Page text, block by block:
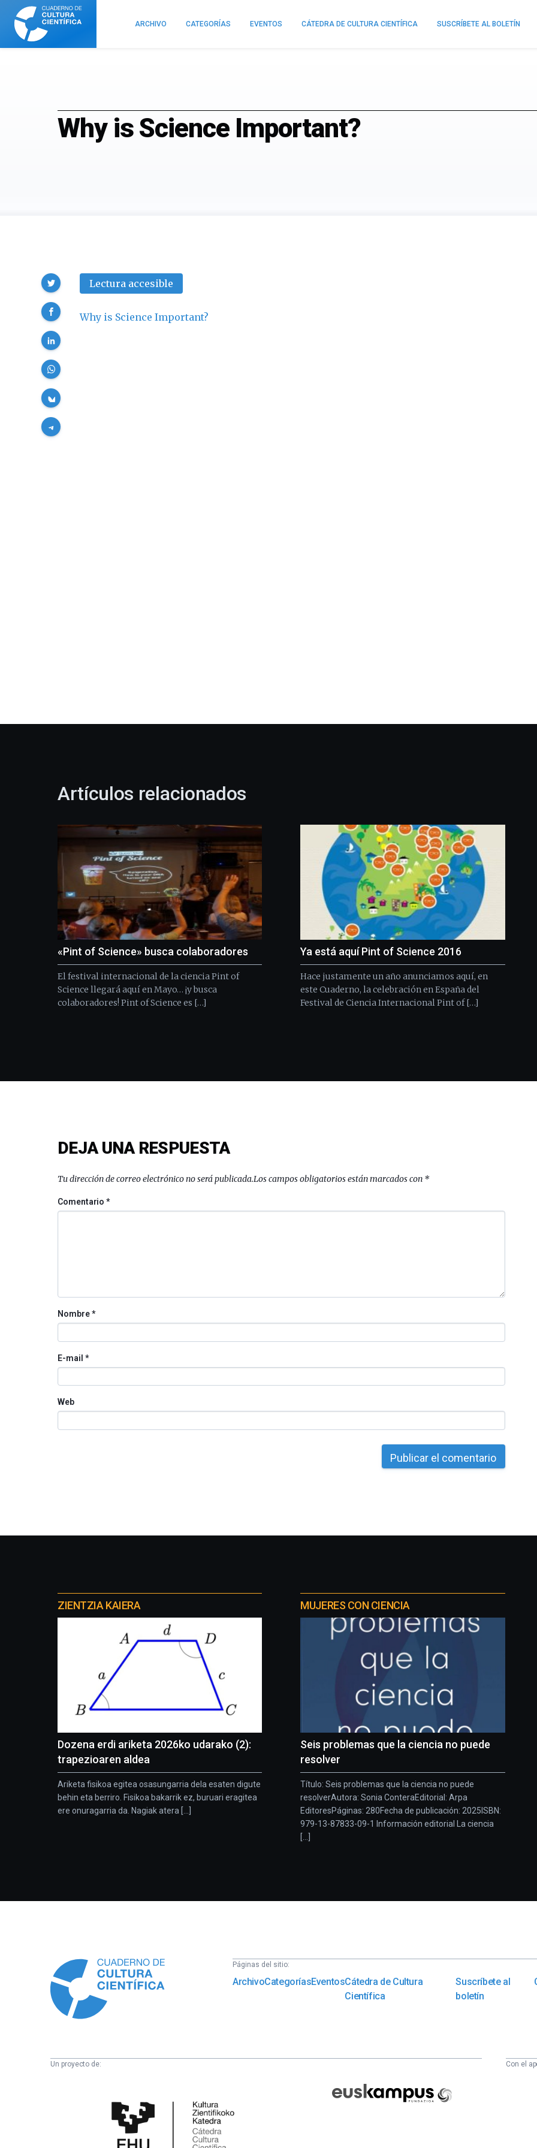
Cuaderno
Cultura
Científica
ARCHIVO CATEGORÍAS EVENTOS CÁTEDRA DE CULTURA CIENTÍFICA SUSCRÍBETE AL BOLETÍN
Why is Science Important?
Lectura accesible
Why is Science Important?
Compartir
Artículos relacionados
«Pint of Science» busca colaboradores
El festival internacional de la ciencia Pint of
Science llegará aquí en Mayo… ¡y busca
colaboradores! Pint of Science es […]
Ya está aquí Pint of Science 2016
Hace justamente un año anunciamos aquí, en
este Cuaderno, la celebración en España del
Festival de Ciencia Internacional Pint of […]
DEJA UNA RESPUESTA
Tu dirección de correo electrónico no será publicada.Los campos obligatorios están marcados con *
Comentario*
Nombre*
E-mail *
Web
proyectos
ZIENTZIA KAIERA
Dozena erdi ariketa 2026ko udarako (2):
trapezioaren aldea
Ariketa fisikoa egitea osasungarria dela esaten digute
behin eta berriro. Fisikoa bakarrik ez, buruari eragitea
ere onuragarria da. Nagiak atera [...]
MUJERES CON CIENCIA
Seis problemas que la ciencia no puede
resolver
Título: Seis problemas que la ciencia no puede
resolverAutora: Sonia ConteraEditorial: Arpa
EditoresPáginas: 280Fecha de publicación: 2025ISBN:
979-13-87833-09-1 Información editorial La ciencia
[...]
Páginas del sitio:
ArchivoCategoríasEventosCátedra de Cultura
Científica
Suscríbete al
boletín
Un proyecto de:
Científica
Fundazioa
Con el